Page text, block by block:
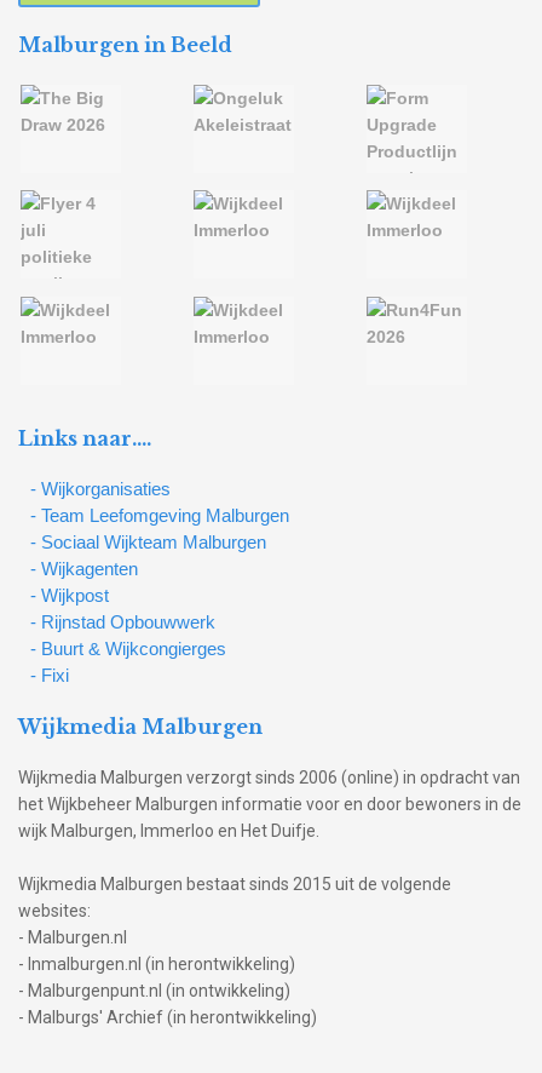
Malburgen in Beeld
Links naar….
- Wijkorganisaties
- Team Leefomgeving Malburgen
- Sociaal Wijkteam Malburgen
- Wijkagenten
- Wijkpost
- Rijnstad Opbouwwerk
- Buurt & Wijkcongierges
- Fixi
Wijkmedia Malburgen
Wijkmedia Malburgen verzorgt sinds 2006 (online) in opdracht van
het Wijkbeheer Malburgen informatie voor en door bewoners in de
wijk Malburgen, Immerloo en Het Duifje.
Wijkmedia Malburgen bestaat sinds 2015 uit de volgende
websites:
- Malburgen.nl
- Inmalburgen.nl (in herontwikkeling)
- Malburgenpunt.nl (in ontwikkeling)
- Malburgs' Archief (in herontwikkeling)